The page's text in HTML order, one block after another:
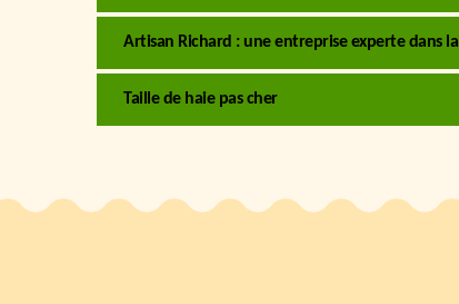
Artisan Richard : une entreprise experte dans
Taille de haie pas cher